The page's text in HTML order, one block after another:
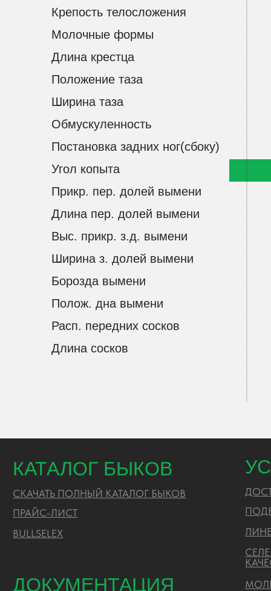
Крепость телосложения
Молочные формы
Длина крестца
Положение таза
Ширина таза
Обмускуленность
Постановка задних ног(сбоку)
Угол копыта
Прикр. пер. долей вымени
Длина пер. долей вымени
Выс. прикр. з.д. вымени
Ширина з. долей вымени
Борозда вымени
Полож. дна вымени
Расп. передних сосков
Длина сосков
ДОКУМЕНТАЦИЯ
ЗАКУПКИ
ГЕНЕАЛОГИЧЕСКИЕ ЛИНИИ
АККРЕДИТАЦИЯ ПО ЛАБОРАТОРИИ